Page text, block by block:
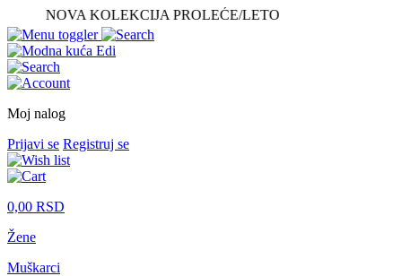
NOVA KOLEKCIJA PROLEĆE/LETO
Moj nalog
Prijavi se Registruj se
0,00 RSD
Žene
Muškarci